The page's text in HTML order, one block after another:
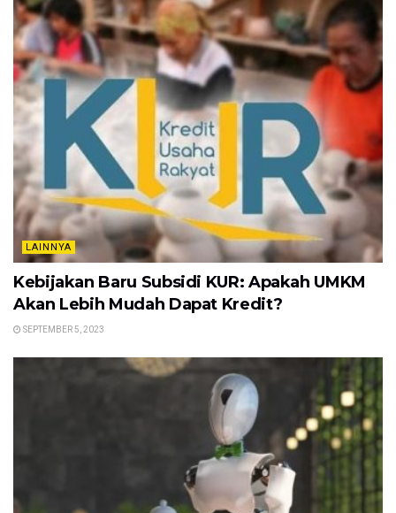
LAINNYA
Kebijakan Baru Subsidi KUR: Apakah UMKM
Akan Lebih Mudah Dapat Kredit?
SEPTEMBER 5, 2023